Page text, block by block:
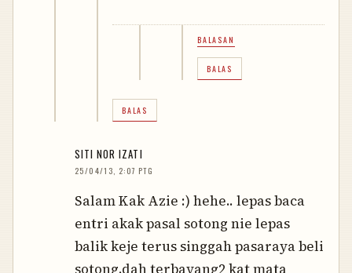
BALASAN
BALAS
BALAS
SITI NOR IZATI
25/04/13, 2:07 PTG
Salam Kak Azie :) hehe.. lepas baca
entri akak pasal sotong nie lepas
balik keje terus singgah pasaraya beli